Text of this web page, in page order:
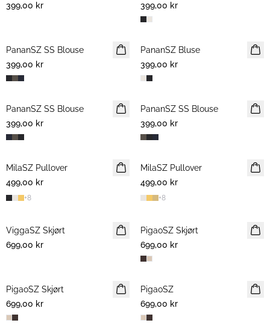
399,00 kr
399,00 kr
NYHET
PananSZ SS Blouse
399,00 kr
NYHET
PananSZ Bluse
399,00 kr
NYHET
PananSZ SS Blouse
399,00 kr
NYHET
PananSZ SS Blouse
399,00 kr
2 FOR 700 NOK
MilaSZ Pullover
499,00 kr
+8
2 FOR 700 NOK
MilaSZ Pullover
499,00 kr
+8
NYHET
ViggaSZ Skjørt
699,00 kr
NYHET
PigaoSZ Skjørt
699,00 kr
NYHET
PigaoSZ Skjørt
699,00 kr
NYHET
PigaoSZ
699,00 kr